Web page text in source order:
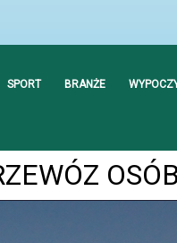
SPORT BRANŻE